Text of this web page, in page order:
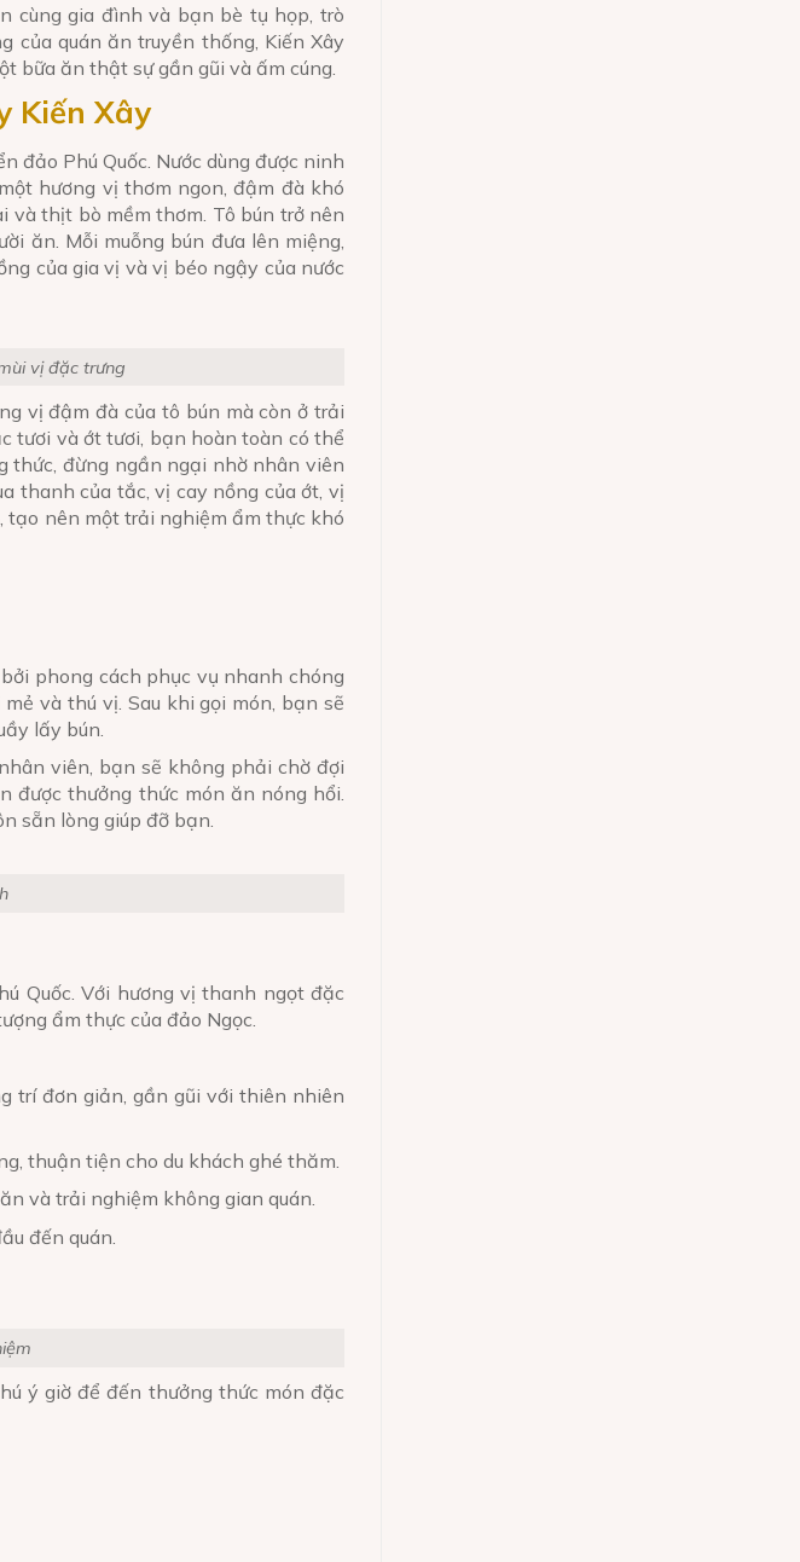
cùng gia đình và bạn bè tụ họp, trò
của quán ăn truyền thống, Kiến Xây
bữa ăn thật sự gần gũi và ấm cúng.
Kiến Xây
đảo Phú Quốc. Nước dùng được ninh
hương vị thơm ngon, đậm đà khó
và thịt bò mềm thơm. Tô bún trở nên
ăn. Mỗi muỗng bún đưa lên miệng,
của gia vị và vị béo ngậy của nước
vị đặc trưng
vị đậm đà của tô bún mà còn ở trải
tươi và ớt tươi, bạn hoàn toàn có thể
thức, đừng ngần ngại nhờ nhân viên
thanh của tắc, vị cay nồng của ớt, vị
tạo nên một trải nghiệm ẩm thực khó
phong cách phục vụ nhanh chóng
và thú vị. Sau khi gọi món, bạn sẽ
lấy bún.
viên, bạn sẽ không phải chờ đợi
được thưởng thức món ăn nóng hổi.
sẵn lòng giúp đỡ bạn.
Quốc. Với hương vị thanh ngọt đặc
ẩm thực của đảo Ngọc.
trí đơn giản, gần gũi với thiên nhiên
thuận tiện cho du khách ghé thăm.
và trải nghiệm không gian quán.
đến quán.
ý giờ để đến thưởng thức món đặc